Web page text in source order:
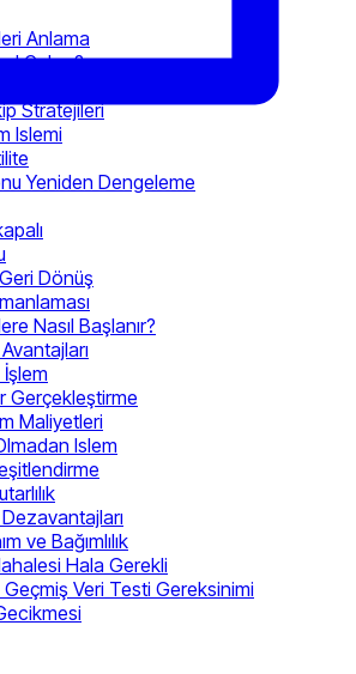
Anlama
Çalışır?
Stratejileri
Islemi
Yeniden Dengeleme
Dönüş
Nasıl Başlanır?
İşlem
Gerçekleştirme
Maliyetleri
Islem
ve Bağımlılık
Hala Gerekli
Veri Testi Gereksinimi